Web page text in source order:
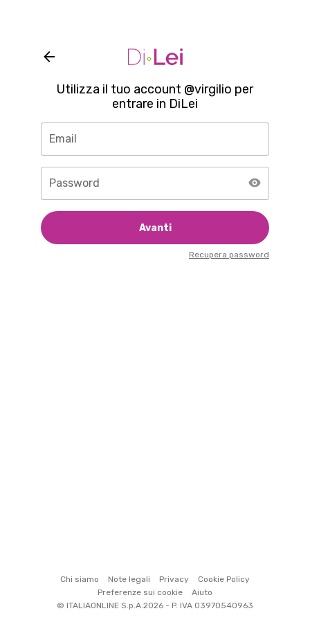
Utilizza il tuo account @virgilio per
entrare in DiLei
Email
Password
Avanti
Recupera password
Chi siamo Note legali Privacy
Cookie Policy
Preferenze sui cookie
Aiuto
© ITALIAONLINE S.p.A.2026 - P. IVA 03970540963